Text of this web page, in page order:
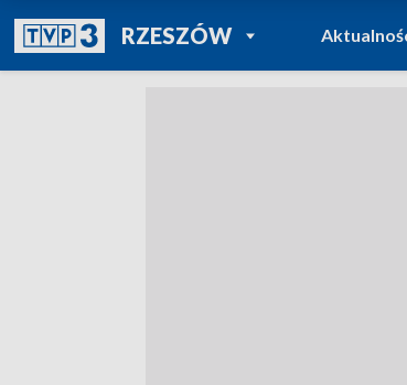
RZESZÓWPOWRÓT DO
TVP REGIONY